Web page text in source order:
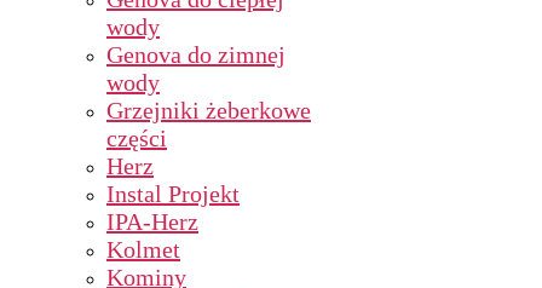
wody
Genova do zimnej
wody
Grzejniki żeberkowe
części
Herz
Instal Projekt
IPA-Herz
Kolmet
Kominy